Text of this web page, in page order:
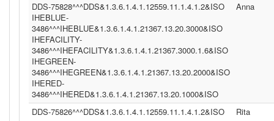
DDS-75828^^^DDS&1.3.6.1.4.1.12559.11.1.4.1.2&ISO
IHEBLUE-
3486^^^IHEBLUE&1.3.6.1.4.1.21367.13.20.3000&ISO
IHEFACILITY-
3486^^^IHEFACILITY&1.3.6.1.4.1.21367.3000.1.6&ISO
IHEGREEN-
3486^^^IHEGREEN&1.3.6.1.4.1.21367.13.20.2000&ISO
IHERED-
3486^^^IHERED&1.3.6.1.4.1.21367.13.20.1000&ISO
Anna
DDS-75826^^^DDS&1.3.6.1.4.1.12559.11.1.4.1.2&ISO Rita